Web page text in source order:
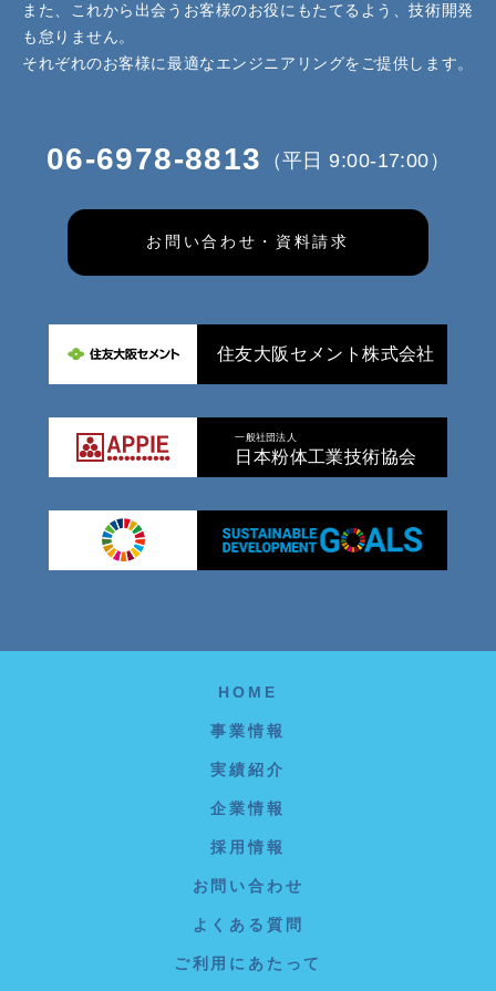
また、これから出会うお客様のお役にもたてるよう、技術開発
も怠りません。
それぞれのお客様に最適なエンジニアリングをご提供します。
06-6978-8813 （平日 9:00-17:00）
お問い合わせ・資料請求
住友大阪セメント株式会社
一般社団法人
日本粉体工業技術協会
HOME
事業情報
実績紹介
企業情報
採用情報
お問い合わせ
よくある質問
ご利用にあたって